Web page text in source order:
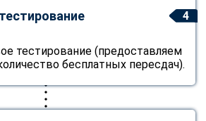
4
тестирование (предоставляем
бесплатных пересдач).